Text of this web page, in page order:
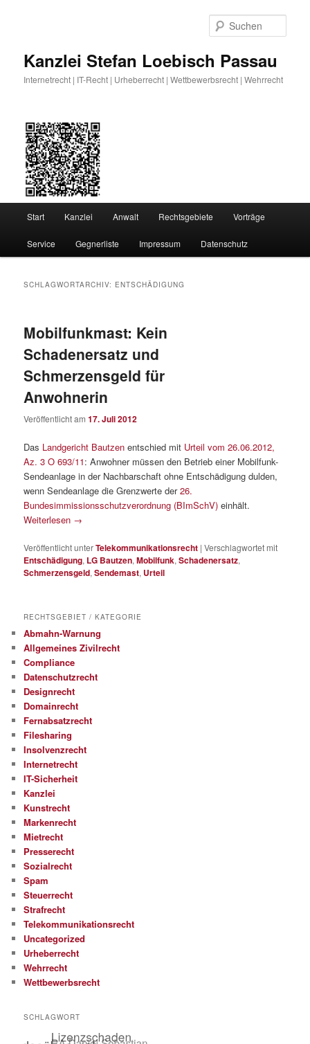
Kanzlei Stefan Loebisch Passau
Internetrecht | IT-Recht | Urheberrecht | Wettbewerbsrecht | Wehrrecht
Start Kanzlei Anwalt Rechtsgebiete Vorträge
Service Gegnerliste Impressum Datenschutz
SCHLAGWORTARCHIV: ENTSCHÄDIGUNG
Mobilfunkmast: Kein
Schadenersatz und
Schmerzensgeld für
Anwohnerin
Veröffentlicht am17. Juli 2012
Das Landgericht Bautzen entschied mit Urteil vom 26.06.2012,
Az. 3 O 693/11: Anwohner müssen den Betrieb einer Mobilfunk-
Sendeanlage in der Nachbarschaft ohne Entschädigung dulden,
wenn Sendeanlage die Grenzwerte der26.
Bundesimmissionsschutzverordnung (BImSchV) einhält.
Weiterlesen →
Veröffentlicht unterTelekommunikationsrecht |Verschlagwortet mit
Entschädigung, LG Bautzen,Mobilfunk,Schadenersatz,
Schmerzensgeld,Sendemast, Urteil
RECHTSGEBIET / KATEGORIE
Abmahn-Warnung
Allgemeines Zivilrecht
Compliance
Datenschutzrecht
Designrecht
Domainrecht
Fernabsatzrecht
Filesharing
Insolvenzrecht
Internetrecht
IT-Sicherheit
Kanzlei
Kunstrecht
Markenrecht
Mietrecht
Presserecht
Sozialrecht
Spam
Steuerrecht
Strafrecht
Telekommunikationsrecht
Uncategorized
Urheberrecht
Wehrrecht
Wettbewerbsrecht
SCHLAGWORT